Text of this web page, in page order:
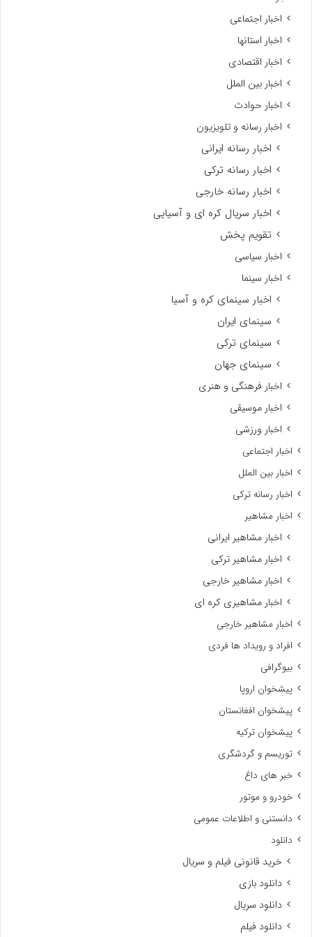
اخبار اجتماعی
اخبار استانها
اخبار اقتصادی
اخبار بین الملل
اخبار حوادث
اخبار رسانه و تلویزیون
اخبار رسانه ایرانی
اخبار رسانه ترکی
اخبار رسانه خارجی
اخبار سریال کره ای و آسیایی
تقویم پخش
اخبار سیاسی
اخبار سینما
اخبار سینمای کره و آسیا
سینمای ایران
سینمای ترکی
سینمای جهان
اخبار فرهنگی و هنری
اخبار موسیقی
اخبار ورزشی
اخبار اجتماعی
اخبار بین الملل
اخبار رسانه ترکی
اخبار مشاهیر
اخبار مشاهیر ایرانی
اخبار مشاهیر ترکی
اخبار مشاهیر خارجی
اخبار مشاهیری کره ای
اخبار مشاهیر خارجی
افراد و رویداد ها فردی
بیوگرافی
پیشخوان اروپا
پیشخوان افغانستان
پیشخوان ترکیه
توریسم و گردشگری
خبر های داغ
خودرو و موتور
دانستنی و اطلاعات عمومی
دانلود
خرید قانونی فیلم و سریال
دانلود بازی
دانلود سریال
دانلود فیلم